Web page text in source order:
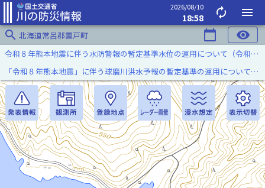
2026/08/10
18:58 autorenew
menu
search 北海道常呂郡置戸町 calendar_today visibility
令和８年熊本地震に伴う水防警報の暫定基準水位の運用について（令和８年８月７日）
「令和８年熊本地震」に伴う球磨川洪水予報の暫定基準の運用について（令和８年８月５日）